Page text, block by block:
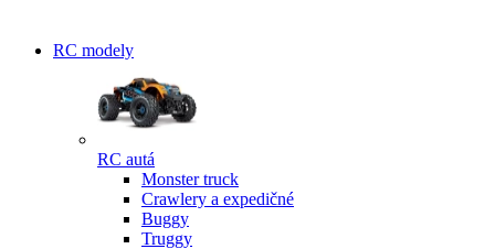
RC modely
RC autá
Monster truck
Crawlery a expedičné
Buggy
Truggy